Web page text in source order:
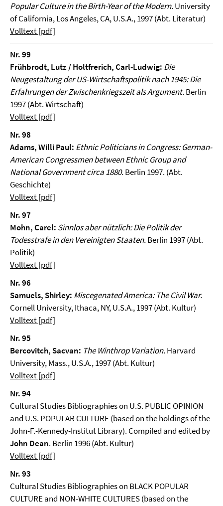
Popular Culture in the Birth-Year of the Modern.University
of California, Los Angeles, CA, U.S.A., 1997 (Abt. Literatur)
Volltext [pdf]
Nr. 99
Frühbrodt, Lutz / Holtfrerich, Carl-Ludwig: Die
Neugestaltung der US-Wirtschaftspolitik nach 1945: Die
Erfahrungen der Zwischenkriegszeit als Argument.Berlin
1997 (Abt. Wirtschaft)
Volltext [pdf]
Nr. 98
Adams, Willi Paul: Ethnic Politicians in Congress: German-
American Congressmen between Ethnic Group and
National Government circa 1880.Berlin 1997. (Abt.
Geschichte)
Volltext [pdf]
Nr. 97
Mohn, Carel: Sinnlos aber nützlich: Die Politik der
Todesstrafe in den Vereinigten Staaten.Berlin 1997 (Abt.
Politik)
Volltext [pdf]
Nr. 96
Samuels, Shirley: Miscegenated America: The Civil War.
Cornell University, Ithaca, NY, U.S.A., 1997 (Abt. Kultur)
Volltext [pdf]
Nr. 95
Bercovitch, Sacvan: The Winthrop Variation.Harvard
University, Mass., U.S.A., 1997 (Abt. Kultur)
Volltext [pdf]
Nr. 94
Cultural Studies Bibliographies on U.S. PUBLIC OPINION
and U.S. POPULAR CULTURE (based on the holdings of the
John-F.-Kennedy-Institut Library). Compiled and edited by
John Dean. Berlin 1996 (Abt. Kultur)
Volltext [pdf]
Nr. 93
Cultural Studies Bibliographies on BLACK POPULAR
CULTURE and NON-WHITE CULTURES (based on the